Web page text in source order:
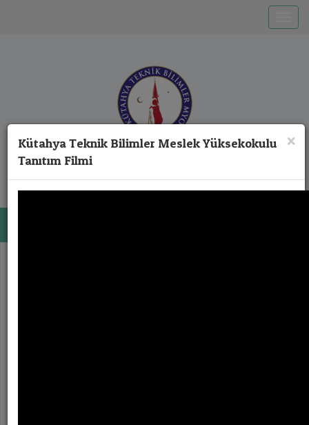
T.C. KÜTAHYA DUMLUPINAR ÜNİVERSİTESİ
Kütahya Teknik Bilimler Meslek
Yüksekokulu
×
Kütahya Teknik Bilimler Meslek Yüksekokulu
Tanıtım Filmi